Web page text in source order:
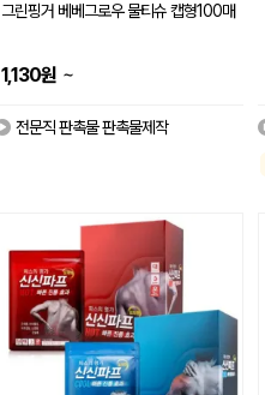
그린핑거 베베그로우 물티슈 캡형100매
1,130원 ~
전문직 판촉물 판촉물제작